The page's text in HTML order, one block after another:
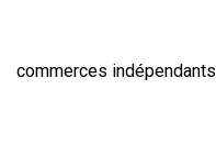
commerces indépendants